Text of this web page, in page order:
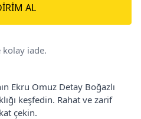
AL
kolay iade.
Ekru Omuz Detay Boğazlı
keşfedin. Rahat ve zarif
çekin.